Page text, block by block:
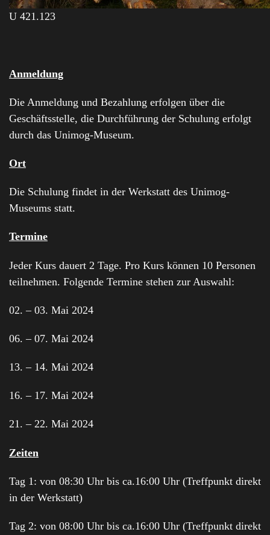
U 421.123
Anmeldung
Die Anmeldung und Bezahlung erfolgen über die
Geschäftsstelle, die Durchführung der Schulung erfolgt
durch das Unimog-Museum.
Ort
Die Schulung findet in der Werkstatt des Unimog-
Museums statt.
Termine
Jeder Kurs dauert 2 Tage. Pro Kurs können 10 Personen
teilnehmen. Folgende Termine stehen zur Auswahl:
02. – 03. Mai 2024
06. – 07. Mai 2024
13. – 14. Mai 2024
16. – 17. Mai 2024
21. – 22. Mai 2024
Zeiten
Tag 1: von 08:30 Uhr bis ca.16:00 Uhr (Treffpunkt direkt
in der Werkstatt)
Tag 2: von 08:00 Uhr bis ca.16:00 Uhr (Treffpunkt direkt